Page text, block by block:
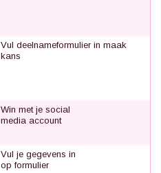
Vul deelnameformulier in maak
kans
Win met je social
media account
Vul je gegevens in
op formulier